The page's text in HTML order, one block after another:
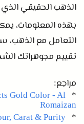
الذهب الحقيقي
بهذه المعلومات،
التعامل مع الذهب،
تقييم مجوهراتك
مراجع:
*
Gold Color - Al
Romaizan
*
Carat & Purity